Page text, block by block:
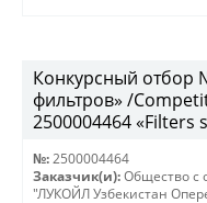
Конкурсный отбор
фильтров» /
2500004464 «Filters
№: 2500004464
Заказчик(и): Общество с
"ЛУКОЙЛ Узбекистан